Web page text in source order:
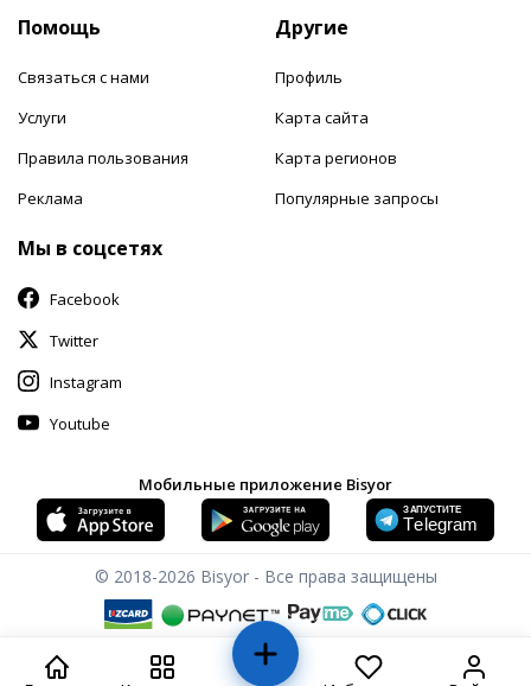
Помощь
Связаться с нами
Услуги
Правила пользования
Реклама
Другие
Профиль
Карта сайта
Карта регионов
Популярные запросы
Мы в соцсетях
Facebook
Twitter
Instagram
Youtube
Мобильные приложение Bisyor
© 2018-2026 Bisyor - Все права защищены